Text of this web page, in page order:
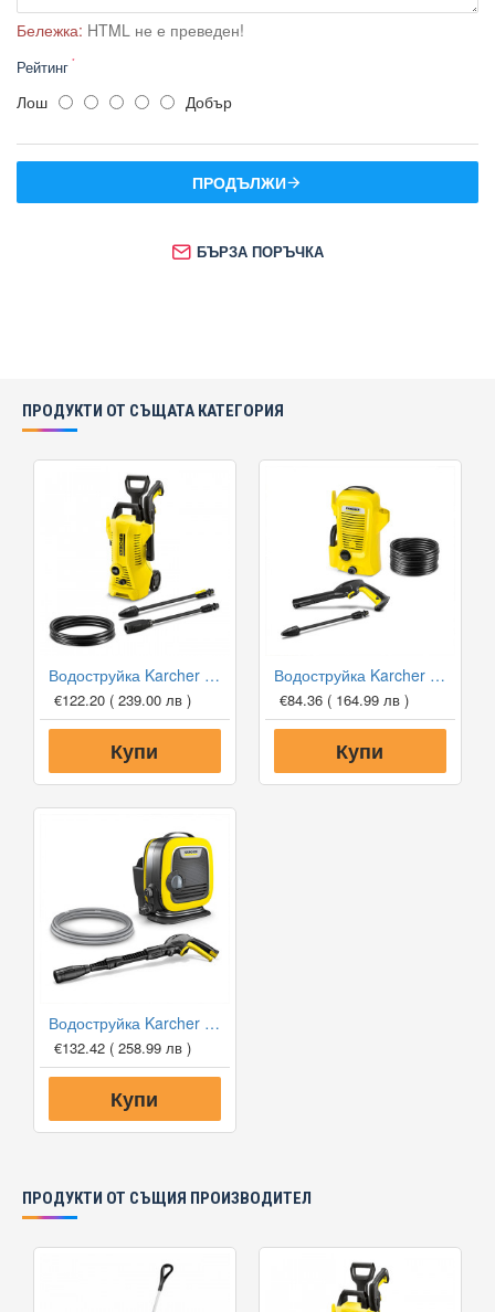
Бележка: HTML не е преведен!
Рейтинг
Лош Добър
ПРОДЪЛЖИ
БЪРЗА ПОРЪЧКА
ПРОДУКТИ ОТ СЪЩАТА КАТЕГОРИЯ
Водоструйка Karcher K2 Power Control
€122.20 ( 239.00 лв )
Купи
Водоструйка Karcher K2 OPP
€84.36 ( 164.99 лв )
Купи
Водоструйка Karcher K Mini
€132.42 ( 258.99 лв )
Купи
ПРОДУКТИ ОТ СЪЩИЯ ПРОИЗВОДИТЕЛ